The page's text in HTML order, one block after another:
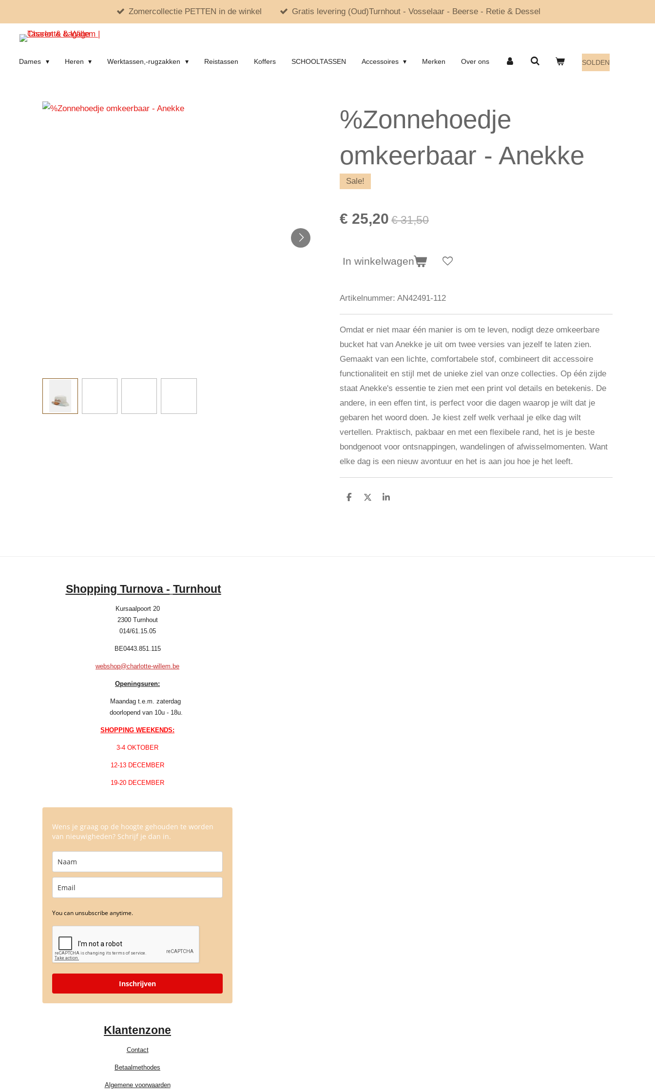
direct
naar
Zomercollectie PETTEN in de winkel Gratis levering (Oud)Turnhout - Vosselaar - Beerse - Retie & Dessel
Dames Heren Werktassen,-rugzakken Reistassen Koffers SCHOOLTASSEN Accessoires Merken Over ons SOLDEN
%Zonnehoedje
omkeerbaar - Anekke
Sale!
€ 25,20 € 31,50
In winkelwagen
Artikelnummer: AN42491-112
Omdat er niet maar één manier is om te leven, nodigt deze omkeerbare
bucket hat van Anekke je uit om twee versies van jezelf te laten zien.
Gemaakt van een lichte, comfortabele stof, combineert dit accessoire
functionaliteit en stijl met de unieke ziel van onze collecties. Op één zijde
staat Anekke's essentie te zien met een print vol details en betekenis. De
andere, in een effen tint, is perfect voor die dagen waarop je wilt dat je
gebaren het woord doen. Je kiest zelf welk verhaal je elke dag wilt
vertellen. Praktisch, pakbaar en met een flexibele rand, het is je beste
bondgenoot voor ontsnappingen, wandelingen of afwisselmomenten. Want
elke dag is een nieuw avontuur en het is aan jou hoe je het leeft.
D
D
S
Shopping Turnova - Turnhout
Kursaalpoort 20
2300 Turnhout
014/61.15.05
BE0443.851.115
webshop@charlotte-willem.be
Openingsuren:
Maandag t.e.m. zaterdag
doorlopend van 10u - 18u.
SHOPPING WEEKENDS:
3-4 OKTOBER
12-13 DECEMBER
19-20 DECEMBER
Wens je graag op de hoogte gehouden te worden
van nieuwigheden? Schrijf je dan in.
You can unsubscribe anytime.
Inschrijven
Klantenzone
Contact
Betaalmethodes
Algemene voorwaarden